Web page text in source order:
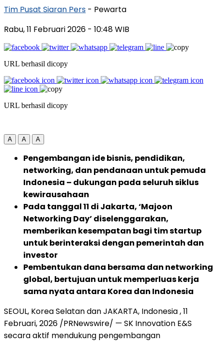
Tim Pusat Siaran Pers - Pewarta
Rabu, 11 Februari 2026 - 10:48 WIB
URL berhasil dicopy
URL berhasil dicopy
A A A
Pengembangan ide bisnis, pendidikan,
networking, dan pendanaan untuk pemuda
Indonesia – dukungan pada seluruh siklus
kewirausahaan
Pada tanggal 11 di Jakarta, ‘Majoon
Networking Day’ diselenggarakan,
memberikan kesempatan bagi tim startup
untuk berinteraksi dengan pemerintah dan
investor
Pembentukan dana bersama dan networking
global, bertujuan untuk memperluas kerja
sama nyata antara Korea dan Indonesia
SEOUL, Korea Selatan dan JAKARTA, Indonesia,11
Februari, 2026 /PRNewswire/ — SK Innovation E&S
secara aktif mendukung pengembangan